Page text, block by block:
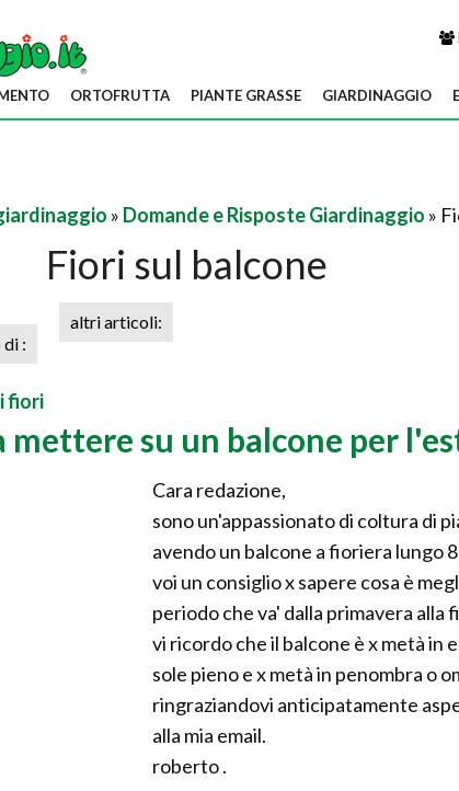
ORTOFRUTTA PIANTE GRASSE GIARDINAGGIO
» Domande e Risposte Giardinaggio »
Fiori sul balcone
:
altri articoli:
fiori
mettere su un balcone per
Cara redazione,
sono un'appassionato di coltura di
avendo un balcone a fioriera lungo
voi un consiglio x sapere cosa è
periodo che va' dalla primavera alla
vi ricordo che il balcone è x metà in
sole pieno e x metà in penombra o
ringraziandovi anticipatamente
alla mia email.
roberto .